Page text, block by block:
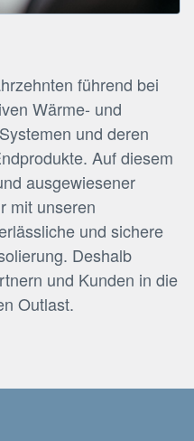
führend bei
Wärme- und
und deren
Auf diesem
ausgewiesener
mit unseren
und sichere
Deshalb
und Kunden in die
Outlast.